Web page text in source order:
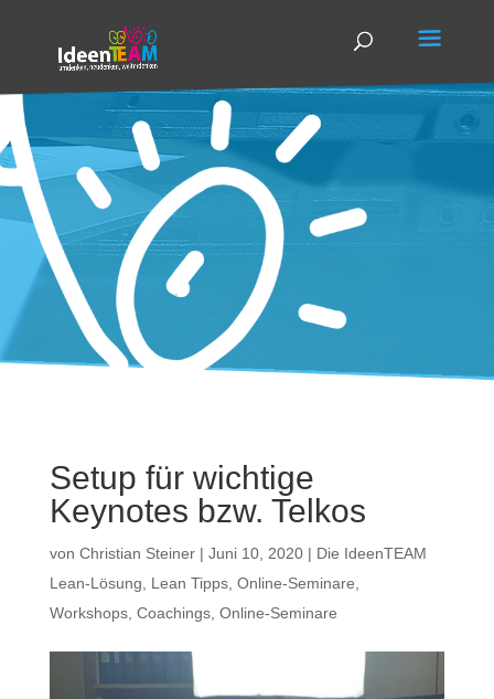
Setup für wichtige
Keynotes bzw. Telkos
von Christian Steiner| Juni 10, 2020| Die IdeenTEAM
Lean-Lösung
Lean Tipps, Online-Seminare
Workshops, Coachings, Online-Seminare